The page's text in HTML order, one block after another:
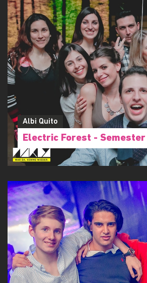
Albi Quito
Electric Forest - Semester